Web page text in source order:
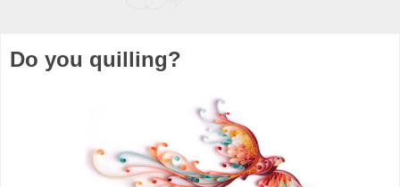
Do you quilling?